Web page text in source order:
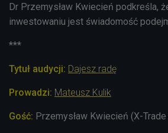
Dr Przemysław Kwiecień podkreśla,
inwestowaniu jest świadomość
***
Tytuł audycji: Dajesz radę
Prowadzi: Mateusz Kulik
Gość: Przemysław Kwiecień (X-